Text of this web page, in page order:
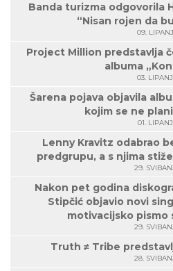
Banda turizma odgovorila
“Nisan rojen da
09. LIPANJ
Project Million predstavlja
albuma
03. LIPANJ
Šarena pojava objavila
kojim se ne
01. LIPANJ
Lenny Kravitz odabrao
predgrupu, a s njima
29.
Nakon pet godina
Stipčić objavio novi
motivacijsko pismo
29.
Truth ≠ Tribe
28.